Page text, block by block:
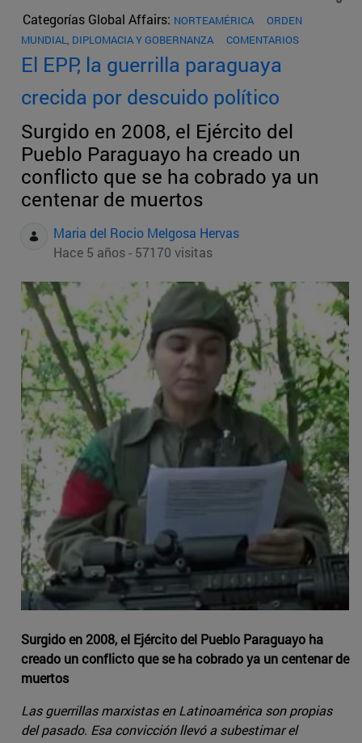
Categorías Global Affairs: NORTEAMÉRICA
ORDEN
MUNDIAL, DIPLOMACIA Y GOBERNANZA
COMENTARIOS
El EPP, la guerrilla paraguaya
crecida por descuido político
Surgido en 2008, el Ejército del
Pueblo Paraguayo ha creado un
conflicto que se ha cobrado ya un
centenar de muertos
Maria del Rocio Melgosa Hervas
Hace 5 años - 57170 visitas
Surgido en 2008, el Ejército del Pueblo Paraguayo ha
creado un conflicto que se ha cobrado ya un centenar de
muertos
Las guerrillas marxistas en Latinoamérica son propias
del pasado. Esa convicción llevó a subestimar el